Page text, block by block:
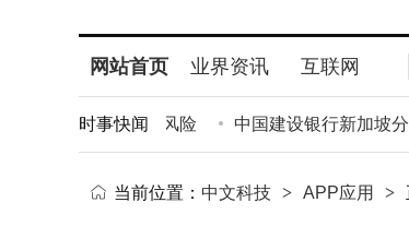
网站首页 业界资讯 互联网
时事快闻
助企业高效管控风险 中国建设银行新加坡分
当前位置： 中文科技 > APP应用 >